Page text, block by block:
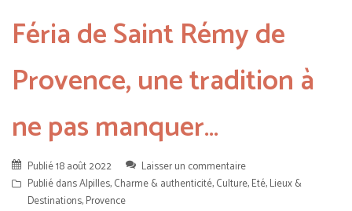
Féria de Saint Rémy de
Provence, une tradition à
ne pas manquer…
Publié18 août 2022
Laisser un commentaire
Publié dansAlpilles,Charme & authenticité,Culture,Eté,Lieux &
Destinations,Provence